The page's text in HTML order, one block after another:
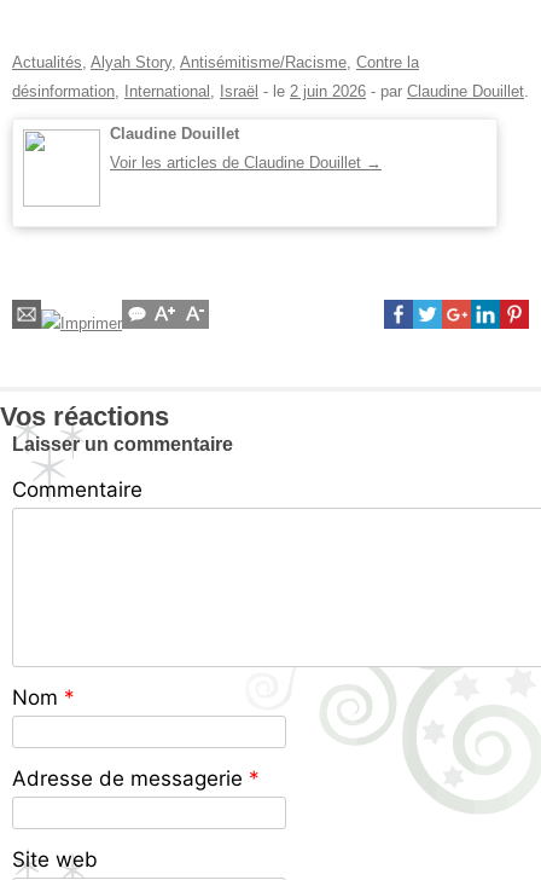
Actualités, Alyah Story, Antisémitisme/Racisme, Contre la
désinformation, International , Israël - le 2 juin 2026 - par Claudine Douillet.
Claudine Douillet
Voir les articles de Claudine Douillet →
Vos réactions
Laisser un commentaire
Commentaire
Nom *
Adresse de messagerie *
Site web